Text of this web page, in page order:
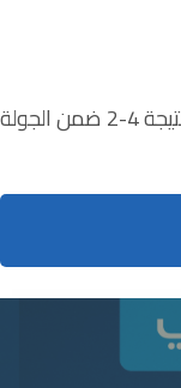
تعرض نادي أبها للخسارة من نادي ضمك بنتيجة 4-2 ضمن الجولة